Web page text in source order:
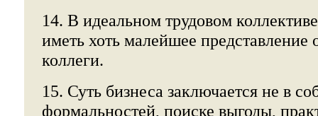
14. В идеальном трудовом
иметь хоть малейшее представление
коллеги.
15. Суть бизнеса заключается не в
формальностей, поиске выгоды,